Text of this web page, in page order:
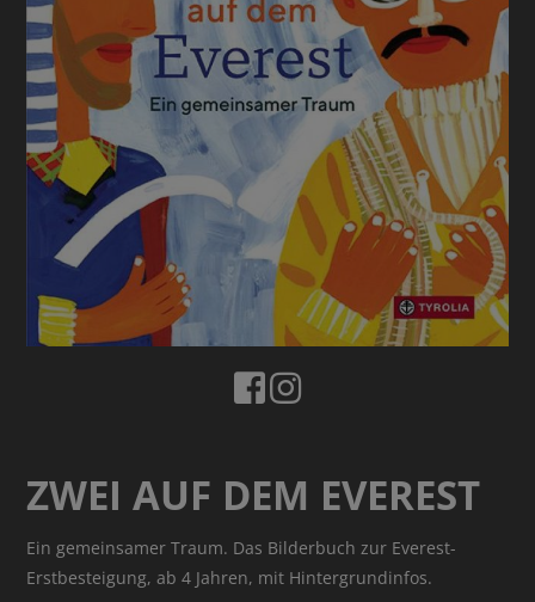
ZWEI AUF DEM EVEREST
Ein gemeinsamer Traum. Das Bilderbuch zur Everest-
Erstbesteigung, ab 4 Jahren, mit Hintergrundinfos.